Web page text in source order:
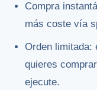
Compra
más coste vía
Orden limitada:
quieres
ejecute.